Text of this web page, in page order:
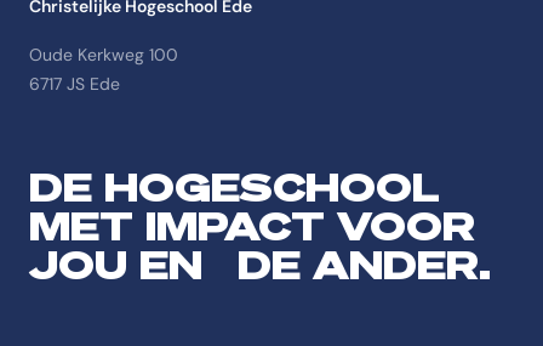
Christelijke Hogeschool Ede
Oude Kerkweg 100
6717 JS Ede
DE HOGESCHOOL
MET IMPACT VOOR
JOU EN DE ANDER.